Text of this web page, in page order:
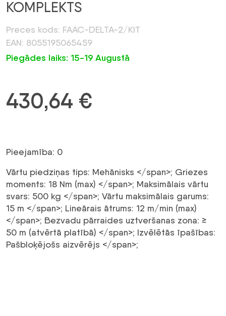
KOMPLEKTS
Preces kods: FAAC-DELTA-2/KIT
EAN: 8055195065459
Piegādes laiks: 15-19 Augustā
430,64 €
Pieejamība: 0
Vārtu piedziņas tips: Mehānisks </span>; Griezes
moments: 18 Nm (max) </span>; Maksimālais vārtu
svars: 500 kg </span>; Vārtu maksimālais garums:
15 m </span>; Lineārais ātrums: 12 m/min (max)
</span>; Bezvadu pārraides uztveršanas zona: ≥
50 m (atvērtā platībā) </span>; Izvēlētās īpašības:
Pašbloķējošs aizvērējs </span>;